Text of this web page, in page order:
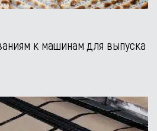
к машинам для выпуска